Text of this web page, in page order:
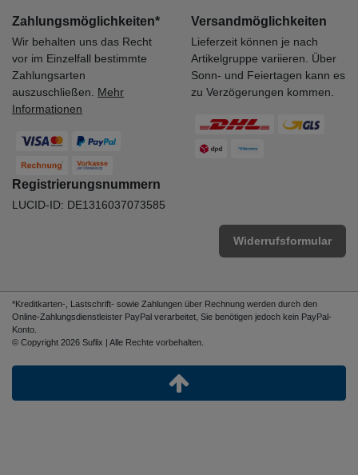
Zahlungsmöglichkeiten*
Wir behalten uns das Recht
vor im Einzelfall bestimmte
Zahlungsarten
auszuschließen. Mehr
Informationen
Versandmöglichkeiten
Lieferzeit können je nach
Artikelgruppe variieren. Über
Sonn- und Feiertagen kann es
zu Verzögerungen kommen.
Registrierungsnummern
LUCID-ID: DE1316037073585
Widerrufsformular
*Kreditkarten-, Lastschrift- sowie Zahlungen über Rechnung werden durch den
Online-Zahlungsdienstleister PayPal verarbeitet, Sie benötigen jedoch kein PayPal-
Konto.
© Copyright 2026 Suflix | Alle Rechte vorbehalten.